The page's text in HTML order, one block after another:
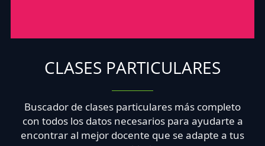
CLASES PARTICULARES
Buscador de clases particulares más completo
con todos los datos necesarios para ayudarte a
encontrar al mejor docente que se adapte a tus